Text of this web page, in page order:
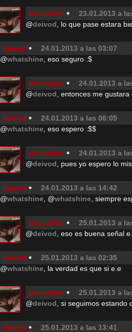
whatshine
23.01.2013 a
@deivod , lo que pase estara
deivod
24.01.2013 a las 03:07
@whatshine , eso seguro :$
whatshine
24.01.2013 a
@deivod , entonces me gustara
deivod
24.01.2013 a las 06:05
@whatshine , eso espero :$$
whatshine
24.01.2013 a
@deivod , pues yo espero lo
deivod
24.01.2013 a las 14:42
@whatshine , @whatshine , siempre
whatshine
25.01.2013 a
@deivod , eso es buena señal
deivod
25.01.2013 a las 02:35
@whatshine , la verdad es que si e.e
whatshine
25.01.2013 a
@deivod , si seguimos
deivod
25.01.2013 a las 13:41